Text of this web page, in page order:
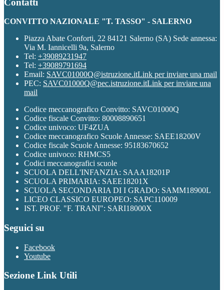
CONVITTO NAZIONALE "T. TASSO" - SALERNO
Piazza Abate Conforti, 22 84121 Salerno (SA) Sede annessa:
Via M. Iannicelli 9a, Salerno
Tel: +39089231947
Tel: +39089791694
Email: SAVC01000Q@istruzione.itLink per inviare una mail
PEC: SAVC01000Q@pec.istruzione.itLink per inviare una
mail
Codice meccanografico Convitto: SAVC01000Q
Codice fiscale Convitto: 80008890651
Codice univoco: UF4ZUA
Codice meccanografico Scuole Annesse: SAEE18200V
Codice fiscale Scuole Annesse: 95183670652
Codice univoco: RHMCS5
Codici meccanografici scuole
SCUOLA DELL'INFANZIA: SAAA18201P
SCUOLA PRIMARIA: SAEE18201X
SCUOLA SECONDARIA DI I GRADO: SAMM18900L
LICEO CLASSICO EUROPEO: SAPC110009
IST. PROF. "F. TRANI": SARI18000X
Seguici su
Facebook
Youtube
Sezione Link Utili